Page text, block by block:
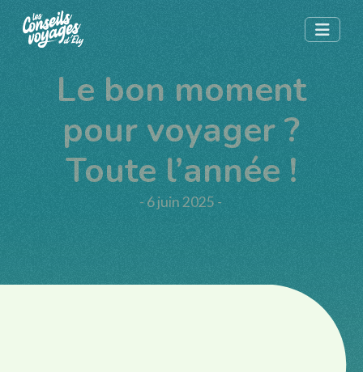
Le bon moment
pour voyager ?
Toute l’année !
- 6 juin 2025 -